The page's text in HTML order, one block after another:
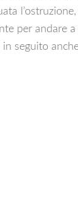
per andare a
seguito